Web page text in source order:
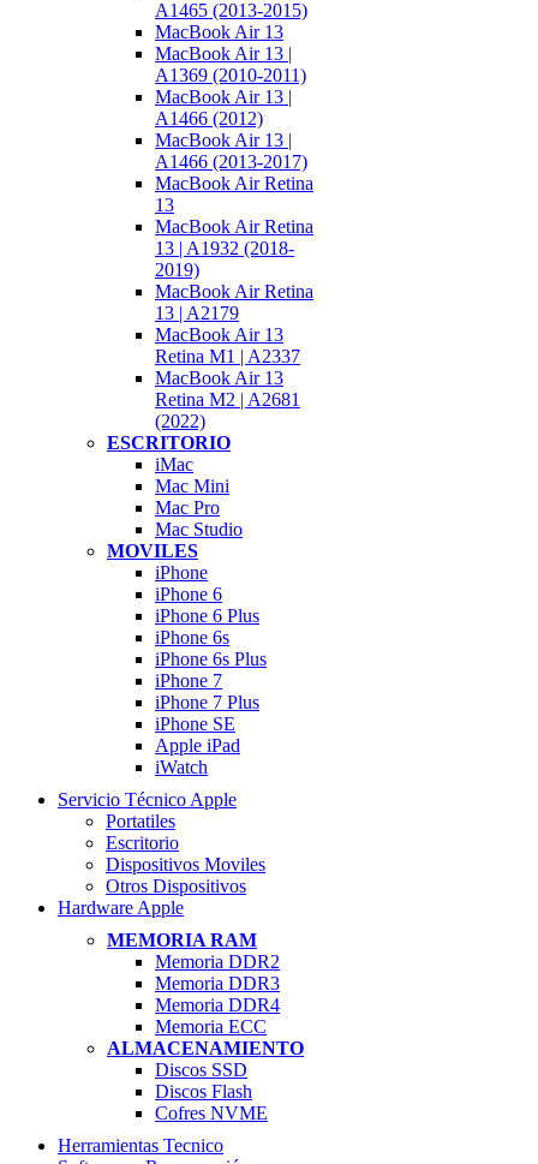
A1465 (2013-2015)
MacBook Air 13
MacBook Air 13 |
A1369 (2010-2011)
MacBook Air 13 |
A1466 (2012)
MacBook Air 13 |
A1466 (2013-2017)
MacBook Air Retina
13
MacBook Air Retina
13 | A1932 (2018-
2019)
MacBook Air Retina
13 | A2179
MacBook Air 13
Retina M1 | A2337
MacBook Air 13
Retina M2 | A2681
(2022)
ESCRITORIO
iMac
Mac Mini
Mac Pro
Mac Studio
MOVILES
iPhone
iPhone 6
iPhone 6 Plus
iPhone 6s
iPhone 6s Plus
iPhone 7
iPhone 7 Plus
iPhone SE
Apple iPad
iWatch
Servicio Técnico Apple
Portatiles
Escritorio
Dispositivos Moviles
Otros Dispositivos
Hardware Apple
MEMORIA RAM
Memoria DDR2
Memoria DDR3
Memoria DDR4
Memoria ECC
ALMACENAMIENTO
Discos SSD
Discos Flash
Cofres NVME
Herramientas Tecnico